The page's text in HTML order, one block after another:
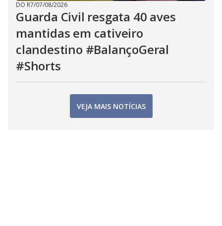
DO R7/07/08/2026
Guarda Civil resgata 40 aves
mantidas em cativeiro
clandestino #BalançoGeral
#Shorts
VEJA MAIS NOTÍCIAS